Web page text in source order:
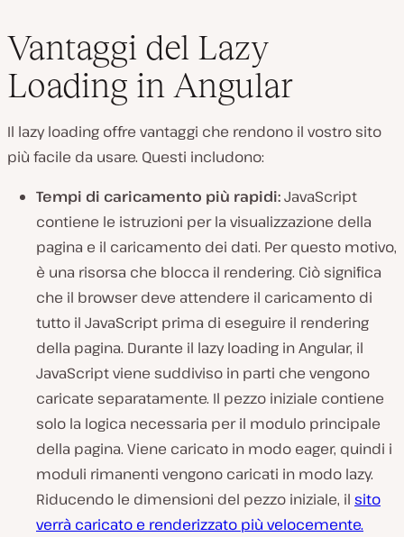
Vantaggi del Lazy
Loading in Angular
Il lazy loading offre vantaggi che rendono il vostro sito
più facile da usare. Questi includono:
Tempi di caricamento più rapidi:JavaScript
contiene le istruzioni per la visualizzazione della
pagina e il caricamento dei dati. Per questo motivo,
è una risorsa che blocca il rendering. Ciò significa
che il browser deve attendere il caricamento di
tutto il JavaScript prima di eseguire il rendering
della pagina. Durante il lazy loading in Angular, il
JavaScript viene suddiviso in parti che vengono
caricate separatamente. Il pezzo iniziale contiene
solo la logica necessaria per il modulo principale
della pagina. Viene caricato in modo eager, quindi i
moduli rimanenti vengono caricati in modo lazy.
Riducendo le dimensioni del pezzo iniziale, il sito
verrà caricato e renderizzato più velocemente.